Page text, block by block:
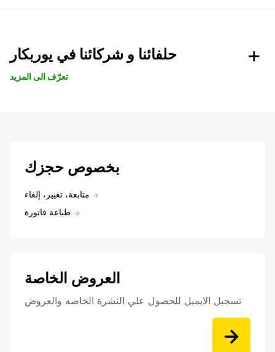
حلفائنا و شركائنا في يوربكار
تعرّف الى المزيد
بخصوص حجزك
متابعة، تغيير، إلغاء
طباعة فاتورة
العروض الخاصة
تسجيل الايميل للحصول علي النشرة الخاصه والعروض